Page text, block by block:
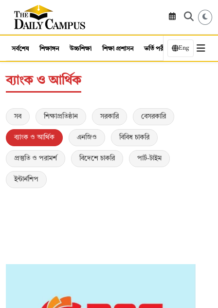
সর্বশেষ শিক্ষাঙ্গন উচ্চশিক্ষা শিক্ষা প্রশাসন ভর্তি পরীক্ষা কর্মসংস্থান
Eng
ব্যাংক ও আর্থিক
সব শিক্ষাপ্রতিষ্ঠান সরকারি বেসরকারি
ব্যাংক ও আর্থিক এনজিও বিবিধ চাকরি
প্রস্তুতি ও পরামর্শ বিদেশে চাকরি পার্ট-টাইম
ইন্টার্নশিপ